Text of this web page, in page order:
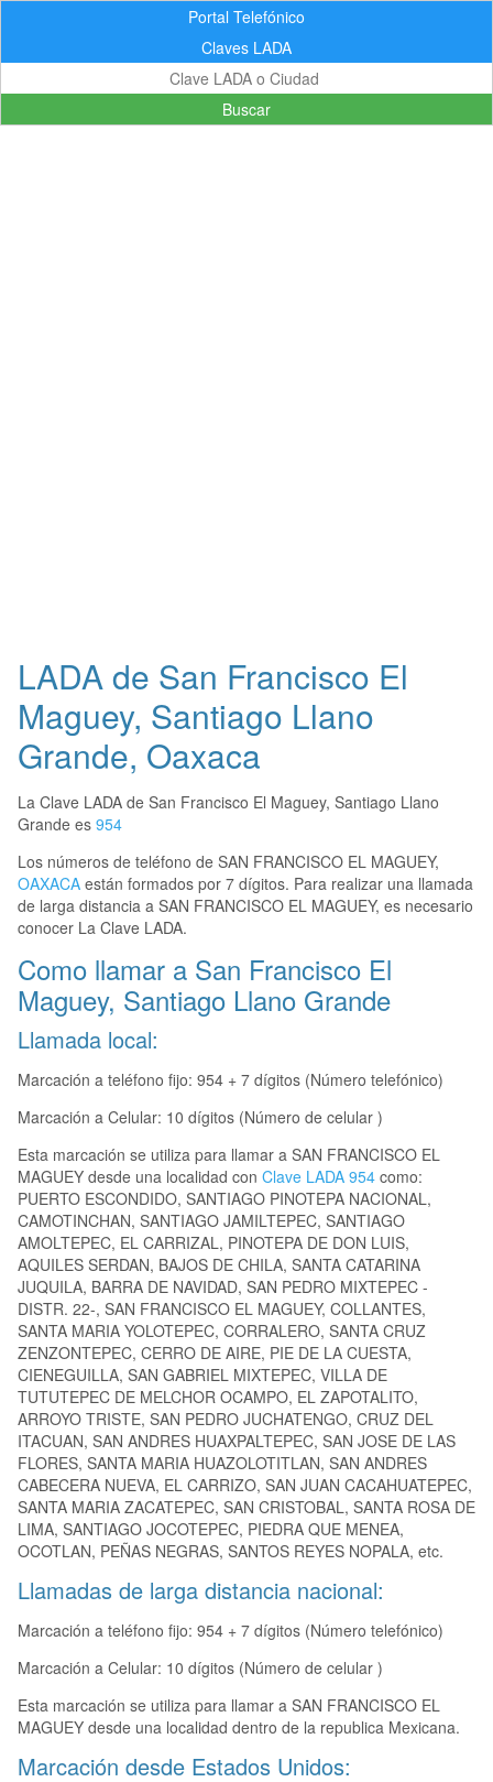
Portal Telefónico
Claves LADA
Buscar
LADA de San Francisco El
Maguey, Santiago Llano
Grande, Oaxaca
La Clave LADA de San Francisco El Maguey, Santiago Llano
Grande es 954
Los números de teléfono de SAN FRANCISCO EL MAGUEY,
OAXACA están formados por 7 dígitos. Para realizar una llamada
de larga distancia a SAN FRANCISCO EL MAGUEY, es necesario
conocer La Clave LADA.
Como llamar a San Francisco El
Maguey, Santiago Llano Grande
Llamada local:
Marcación a teléfono fijo: 954 + 7 dígitos (Número telefónico)
Marcación a Celular: 10 dígitos (Número de celular )
Esta marcación se utiliza para llamar a SAN FRANCISCO EL
MAGUEY desde una localidad con Clave LADA 954 como:
PUERTO ESCONDIDO, SANTIAGO PINOTEPA NACIONAL,
CAMOTINCHAN, SANTIAGO JAMILTEPEC, SANTIAGO
AMOLTEPEC, EL CARRIZAL, PINOTEPA DE DON LUIS,
AQUILES SERDAN, BAJOS DE CHILA, SANTA CATARINA
JUQUILA, BARRA DE NAVIDAD, SAN PEDRO MIXTEPEC -
DISTR. 22-, SAN FRANCISCO EL MAGUEY, COLLANTES,
SANTA MARIA YOLOTEPEC, CORRALERO, SANTA CRUZ
ZENZONTEPEC, CERRO DE AIRE, PIE DE LA CUESTA,
CIENEGUILLA, SAN GABRIEL MIXTEPEC, VILLA DE
TUTUTEPEC DE MELCHOR OCAMPO, EL ZAPOTALITO,
ARROYO TRISTE, SAN PEDRO JUCHATENGO, CRUZ DEL
ITACUAN, SAN ANDRES HUAXPALTEPEC, SAN JOSE DE LAS
FLORES, SANTA MARIA HUAZOLOTITLAN, SAN ANDRES
CABECERA NUEVA, EL CARRIZO, SAN JUAN CACAHUATEPEC,
SANTA MARIA ZACATEPEC, SAN CRISTOBAL, SANTA ROSA DE
LIMA, SANTIAGO JOCOTEPEC, PIEDRA QUE MENEA,
OCOTLAN, PEÑAS NEGRAS, SANTOS REYES NOPALA, etc.
Llamadas de larga distancia nacional:
Marcación a teléfono fijo: 954 + 7 dígitos (Número telefónico)
Marcación a Celular: 10 dígitos (Número de celular )
Esta marcación se utiliza para llamar a SAN FRANCISCO EL
MAGUEY desde una localidad dentro de la republica Mexicana.
Marcación desde Estados Unidos: